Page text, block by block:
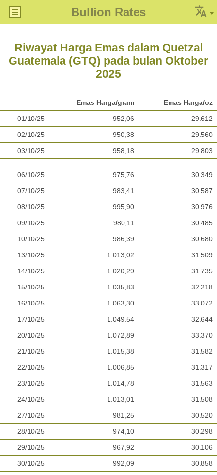
Bullion Rates
Riwayat Harga Emas dalam Quetzal
Guatemala (GTQ) pada bulan Oktober
2025
Emas Harga/gram Emas Harga/oz
01/10/25 952,06 29.612
02/10/25 950,38 29.560
03/10/25 958,18 29.803
06/10/25 975,76 30.349
07/10/25 983,41 30.587
08/10/25 995,90 30.976
09/10/25 980,11 30.485
10/10/25 986,39 30.680
13/10/25 1.013,02 31.509
14/10/25 1.020,29 31.735
15/10/25 1.035,83 32.218
16/10/25 1.063,30 33.072
17/10/25 1.049,54 32.644
20/10/25 1.072,89 33.370
21/10/25 1.015,38 31.582
22/10/25 1.006,85 31.317
23/10/25 1.014,78 31.563
24/10/25 1.013,01 31.508
27/10/25 981,25 30.520
28/10/25 974,10 30.298
29/10/25 967,92 30.106
30/10/25 992,09 30.858